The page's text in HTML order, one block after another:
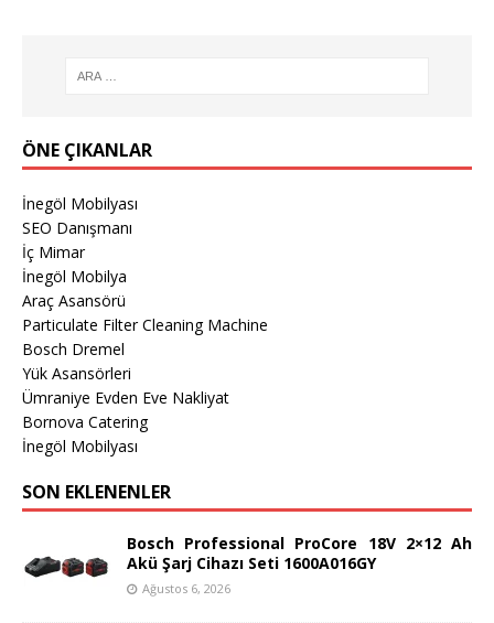
ÖNE ÇIKANLAR
İnegöl Mobilyası
SEO Danışmanı
İç Mimar
İnegöl Mobilya
Araç Asansörü
Particulate Filter Cleaning Machine
Bosch Dremel
Yük Asansörleri
Ümraniye Evden Eve Nakliyat
Bornova Catering
İnegöl Mobilyası
SON EKLENENLER
Bosch Professional ProCore 18V 2×12 Ah
Akü Şarj Cihazı Seti 1600A016GY
Ağustos 6, 2026